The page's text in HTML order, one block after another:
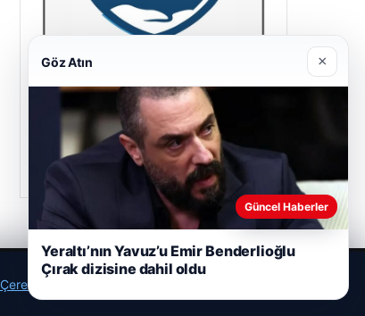
Cengiz Sigorta
23/06/2026
Çerez Politikamız
Göz Atın ×
Güncel Haberler
Yeraltı’nın Yavuz’u Emir Benderlioğlu
Çırak dizisine dahil oldu